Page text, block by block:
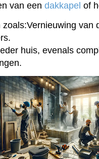
van eendakkapel of
van
huis, evenals